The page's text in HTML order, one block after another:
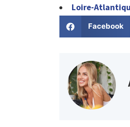
Loire-
Facebook